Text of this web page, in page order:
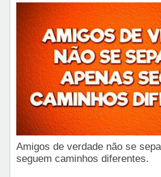
Amigos de verdade não se
seguem caminhos diferentes.